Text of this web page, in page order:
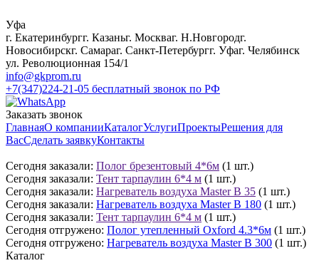
Уфа
г. Екатеринбургг. Казаньг. Москваг. Н.Новгородг.
Новосибирскг. Самараг. Санкт-Петербургг. Уфаг. Челябинск
ул. Революционная 154/1
info@gkprom.ru
+7(347)224-21-05 бесплатный звонок по РФ
Заказать звонок
ГлавнаяО компанииКаталогУслугиПроектыРешения для
ВасСделать заявкуКонтакты
Сегодня заказали: Полог брезентовый 4*6м (1 шт.)
Сегодня заказали: Тент тарпаулин 6*4 м (1 шт.)
Сегодня заказали: Нагреватель воздуха Master B 35 (1 шт.)
Сегодня заказали: Нагреватель воздуха Master B 180 (1 шт.)
Сегодня заказали: Тент тарпаулин 6*4 м (1 шт.)
Сегодня отгружено: Полог утепленный Oxford 4.3*6м (1 шт.)
Сегодня отгружено: Нагреватель воздуха Master B 300 (1 шт.)
Каталог